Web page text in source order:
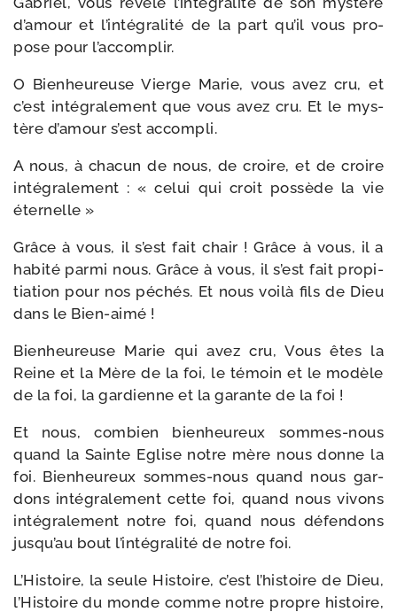
d’amour et l’intégralité de la part qu’il vous pro­
pose pour l’accomplir.
O Bienheureuse Vierge Marie, vous avez cru, et
c’est inté­gra­le­ment que vous avez cru. Et le mys­
tère d’amour s’est accompli.
A nous, à cha­cun de nous, de croire, et de croire
inté­gra­le­ment : « celui qui croit pos­sède la vie
éternelle »
Grâce à vous, il s’est fait chair ! Grâce à vous, il a
habi­té par­mi nous. Grâce à vous, il s’est fait pro­pi­
tia­tion pour nos péchés. Et nous voi­là fils de Dieu
dans le Bien-aimé !
Bienheureuse Marie qui avez cru, Vous êtes la
Reine et la Mère de la foi, le témoin et le modèle
de la foi, la gar­dienne et la garante de la foi !
Et nous, com­bien bien­heu­reux sommes-​nous
quand la Sainte Eglise notre mère nous donne la
foi. Bienheureux sommes-​nous quand nous gar­
dons inté­gra­le­ment cette foi, quand nous vivons
inté­gra­le­ment notre foi, quand nous défen­dons
jusqu’au bout l’intégralité de notre foi.
L’Histoire, la seule Histoire, c’est l’histoire de Dieu,
l’Histoire du monde comme notre propre his­toire,